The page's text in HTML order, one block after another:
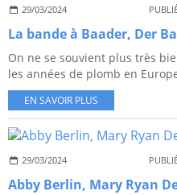
29/03/2024
On ne se souvient plus très
les années de plomb en
EN SAVOIR PLUS
29/03/2024
Abby Berlin, Mary Ryan